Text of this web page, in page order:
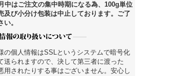
中はご注文の集中時期になる為、100g単位
及び小分け包装は中止しております。ご了
い。
の個人情報はSSLというシステムで暗号化
送られますので、決して第三者に渡った
用されたりする事はございません。安心し